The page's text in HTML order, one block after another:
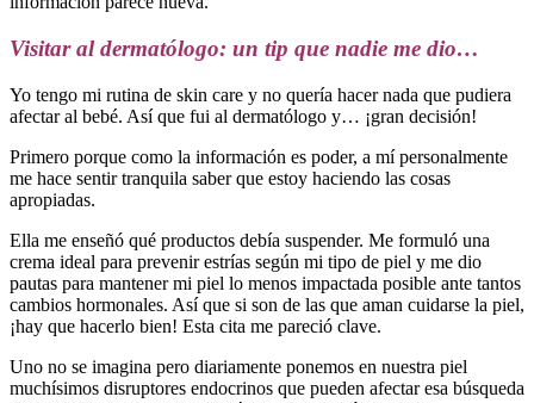
Visitar al dermatólogo: un tip que nadie me dio…
Yo tengo mi rutina de skin care y no quería hacer nada que pudiera
afectar al bebé. Así que fui al dermatólogo y… ¡gran decisión!
Primero porque como la información es poder, a mí personalmente
me hace sentir tranquila saber que estoy haciendo las cosas
apropiadas.
Ella me enseñó qué productos debía suspender. Me formuló una
crema ideal para prevenir estrías según mi tipo de piel y me dio
pautas para mantener mi piel lo menos impactada posible ante tantos
cambios hormonales. Así que si son de las que aman cuidarse la piel,
¡hay que hacerlo bien! Esta cita me pareció clave.
Uno no se imagina pero diariamente ponemos en nuestra piel
muchísimos disruptores endocrinos que pueden afectar esa búsqueda